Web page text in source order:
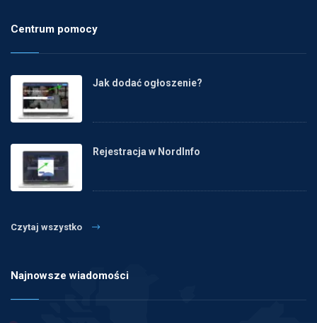
Centrum pomocy
Jak dodać ogłoszenie?
Rejestracja w NordInfo
Czytaj wszystko
Najnowsze wiadomości